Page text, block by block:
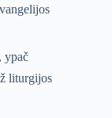
ypač
liturgijos